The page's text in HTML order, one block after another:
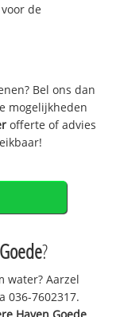
de
Bel ons dan
mogelijkheden
offerte of advies
?
water? Aarzel
036-7602317.